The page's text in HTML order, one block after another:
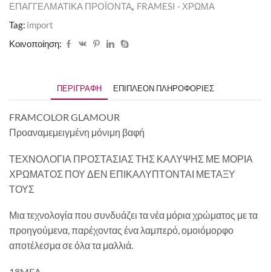
ΕΠΑΓΓΕΛΜΑΤΙΚΑ ΠΡΟΪΟΝΤΑ, FRAMESI - ΧΡΩΜΑ
Tag: import
Κοινοποίηση:
ΠΕΡΙΓΡΑΦΉ ΕΠΙΠΛΈΟΝ ΠΛΗΡΟΦΟΡΊΕΣ
FRAMCOLOR GLAMOUR
Προαναμεμειγμένη μόνιμη βαφή
ΤΕΧΝΟΛΟΓΙΑ ΠΡΟΣΤΑΣΙΑΣ ΤΗΣ ΚΑΛΥΨΗΣ ΜΕ ΜΟΡΙΑ
ΧΡΩΜΑΤΟΣ ΠΟΥ ΔΕΝ ΕΠΙΚΑΛΥΠΤΟΝΤΑΙ ΜΕΤΑΞΥ
ΤΟΥΣ
Μια τεχνολογία που συνδυάζει τα νέα μόρια χρώματος με τα
προηγούμενα, παρέχοντας ένα λαμπερό, ομοιόμορφο
αποτέλεσμα σε όλα τα μαλλιά.